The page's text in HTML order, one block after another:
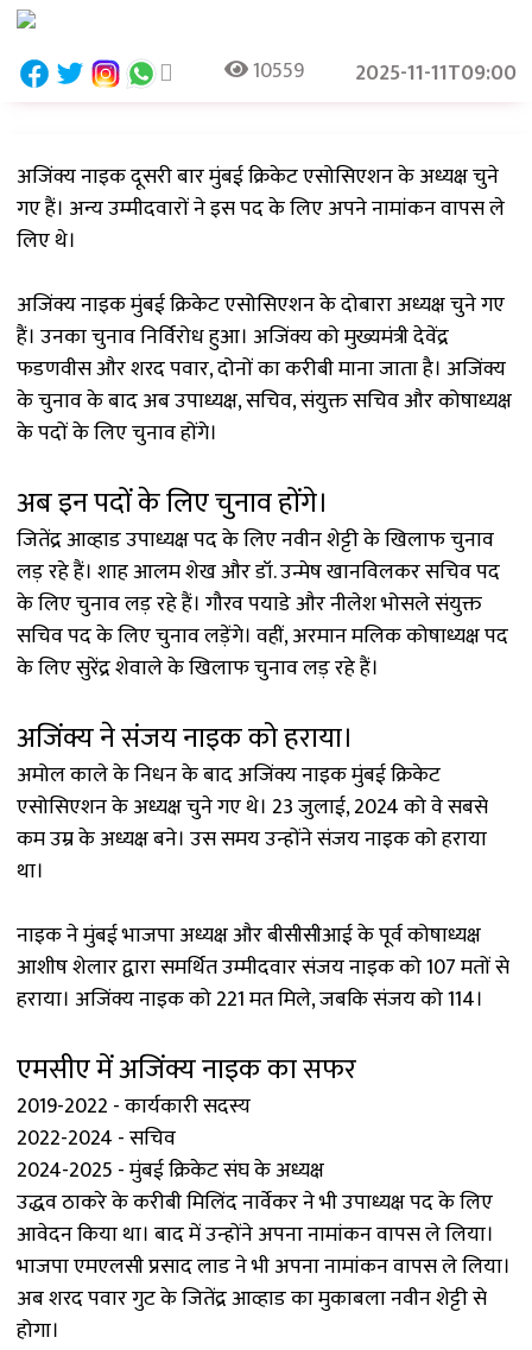
10559 2025-11-11T09:00
अजिंक्य नाइक दूसरी बार मुंबई क्रिकेट एसोसिएशन के अध्यक्ष चुने
गए हैं। अन्य उम्मीदवारों ने इस पद के लिए अपने नामांकन वापस ले
लिए थे।
अजिंक्य नाइक मुंबई क्रिकेट एसोसिएशन के दोबारा अध्यक्ष चुने गए
हैं। उनका चुनाव निर्विरोध हुआ। अजिंक्य को मुख्यमंत्री देवेंद्र
फडणवीस और शरद पवार, दोनों का करीबी माना जाता है। अजिंक्य
के चुनाव के बाद अब उपाध्यक्ष, सचिव, संयुक्त सचिव और कोषाध्यक्ष
के पदों के लिए चुनाव होंगे।
अब इन पदों के लिए चुनाव होंगे।
जितेंद्र आव्हाड उपाध्यक्ष पद के लिए नवीन शेट्टी के खिलाफ चुनाव
लड़ रहे हैं। शाह आलम शेख और डॉ. उन्मेष खानविलकर सचिव पद
के लिए चुनाव लड़ रहे हैं। गौरव पयाडे और नीलेश भोसले संयुक्त
सचिव पद के लिए चुनाव लड़ेंगे। वहीं, अरमान मलिक कोषाध्यक्ष पद
के लिए सुरेंद्र शेवाले के खिलाफ चुनाव लड़ रहे हैं।
अजिंक्य ने संजय नाइक को हराया।
अमोल काले के निधन के बाद अजिंक्य नाइक मुंबई क्रिकेट
एसोसिएशन के अध्यक्ष चुने गए थे। 23 जुलाई, 2024 को वे सबसे
कम उम्र के अध्यक्ष बने। उस समय उन्होंने संजय नाइक को हराया
था।
नाइक ने मुंबई भाजपा अध्यक्ष और बीसीसीआई के पूर्व कोषाध्यक्ष
आशीष शेलार द्वारा समर्थित उम्मीदवार संजय नाइक को 107 मतों से
हराया। अजिंक्य नाइक को 221 मत मिले, जबकि संजय को 114।
एमसीए में अजिंक्य नाइक का सफर
2019-2022 - कार्यकारी सदस्य
2022-2024 - सचिव
2024-2025 - मुंबई क्रिकेट संघ के अध्यक्ष
उद्धव ठाकरे के करीबी मिलिंद नार्वेकर ने भी उपाध्यक्ष पद के लिए
आवेदन किया था। बाद में उन्होंने अपना नामांकन वापस ले लिया।
भाजपा एमएलसी प्रसाद लाड ने भी अपना नामांकन वापस ले लिया।
अब शरद पवार गुट के जितेंद्र आव्हाड का मुकाबला नवीन शेट्टी से
होगा।